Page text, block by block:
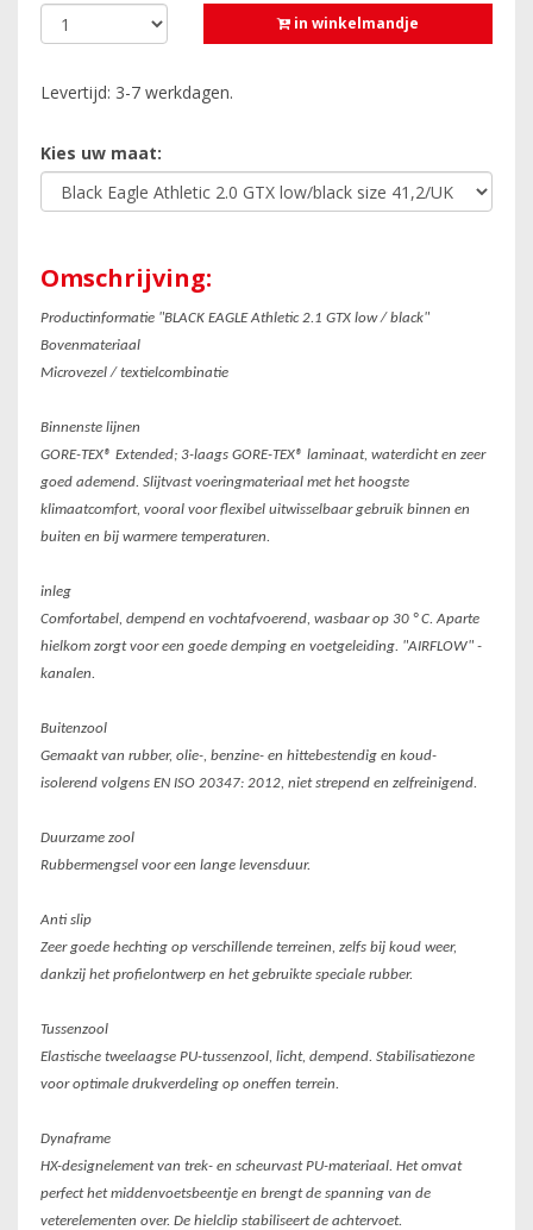
in winkelmandje
Levertijd: 3-7 werkdagen.
Kies uw maat:
Omschrijving:
Productinformatie "BLACK EAGLE Athletic 2.1 GTX low / black"
Bovenmateriaal
Microvezel / textielcombinatie
Binnenste lijnen
GORE-TEX® Extended; 3-laags GORE-TEX® laminaat, waterdicht en zeer
goed ademend. Slijtvast voeringmateriaal met het hoogste
klimaatcomfort, vooral voor flexibel uitwisselbaar gebruik binnen en
buiten en bij warmere temperaturen.
inleg
Comfortabel, dempend en vochtafvoerend, wasbaar op 30 ° C. Aparte
hielkom zorgt voor een goede demping en voetgeleiding. "AIRFLOW" -
kanalen.
Buitenzool
Gemaakt van rubber, olie-, benzine- en hittebestendig en koud-
isolerend volgens EN ISO 20347: 2012, niet strepend en zelfreinigend.
Duurzame zool
Rubbermengsel voor een lange levensduur.
Anti slip
Zeer goede hechting op verschillende terreinen, zelfs bij koud weer,
dankzij het profielontwerp en het gebruikte speciale rubber.
Tussenzool
Elastische tweelaagse PU-tussenzool, licht, dempend. Stabilisatiezone
voor optimale drukverdeling op oneffen terrein.
Dynaframe
HX-designelement van trek- en scheurvast PU-materiaal. Het omvat
perfect het middenvoetsbeentje en brengt de spanning van de
veterelementen over. De hielclip stabiliseert de achtervoet.